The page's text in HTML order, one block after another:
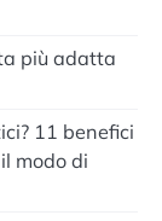
più adatta
11 benefici
modo di